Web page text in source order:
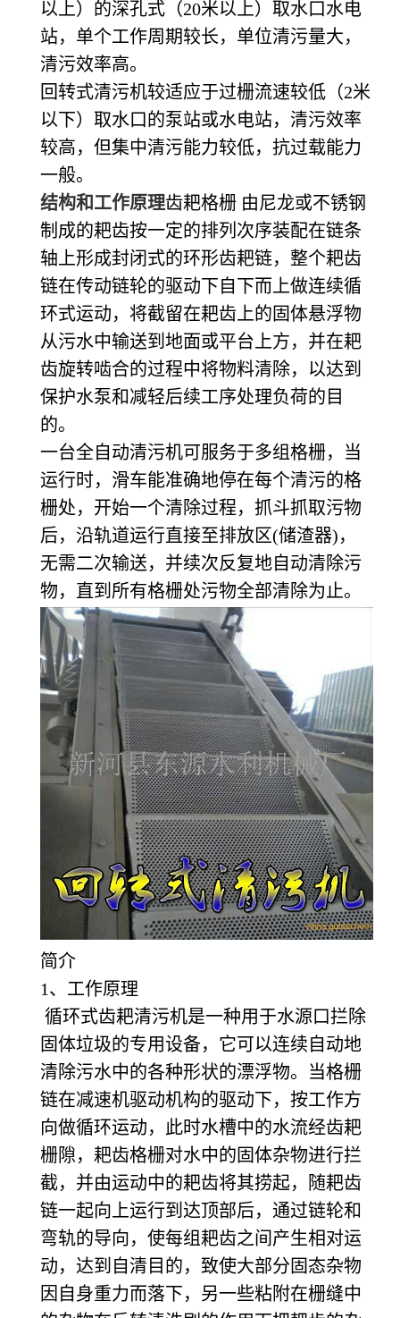
以上）的深孔式（20米以上）取水口水电
站，单个工作周期较长，单位清污量大，
清污效率高。
回转式清污机较适应于过栅流速较低（2米
以下）取水口的泵站或水电站，清污效率
较高，但集中清污能力较低，抗过载能力
一般。
结构和工作原理齿耙格栅 由尼龙或不锈钢
制成的耙齿按一定的排列次序装配在链条
轴上形成封闭式的环形齿耙链，整个耙齿
链在传动链轮的驱动下自下而上做连续循
环式运动，将截留在耙齿上的固体悬浮物
从污水中输送到地面或平台上方，并在耙
齿旋转啮合的过程中将物料清除，以达到
保护水泵和减轻后续工序处理负荷的目
的。
一台全自动清污机可服务于多组格栅，当
运行时，滑车能准确地停在每个清污的格
栅处，开始一个清除过程，抓斗抓取污物
后，沿轨道运行直接至排放区(储渣器)，
无需二次输送，并续次反复地自动清除污
物，直到所有格栅处污物全部清除为止。
简介
1、工作原理
循环式齿耙清污机是一种用于水源口拦除
固体垃圾的专用设备，它可以连续自动地
清除污水中的各种形状的漂浮物。当格栅
链在减速机驱动机构的驱动下，按工作方
向做循环运动，此时水槽中的水流经齿耙
栅隙，耙齿格栅对水中的固体杂物进行拦
截，并由运动中的耙齿将其捞起，随耙齿
链一起向上运行到达顶部后，通过链轮和
弯轨的导向，使每组耙齿之间产生相对运
动，达到自清目的，致使大部分固态杂物
因自身重力而落下，另一些粘附在栅缝中